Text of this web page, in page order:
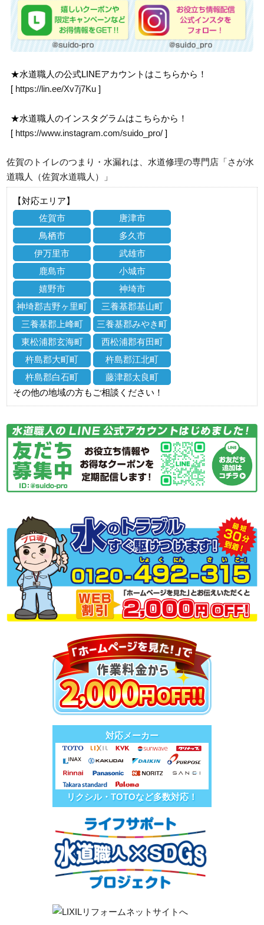
★水道職人の公式LINEアカウントはこちらから！
[ https://lin.ee/Xv7j7Ku ]
★水道職人のインスタグラムはこちらから！
[ https://www.instagram.com/suido_pro/ ]
佐賀のトイレのつまり・水漏れは、水道修理の専門店「さが水
道職人（佐賀水道職人）」
【対応エリア】
佐賀市
唐津市
鳥栖市
多久市
伊万里市
武雄市
鹿島市
小城市
嬉野市
神埼市
神埼郡吉野ヶ里町
三養基郡基山町
三養基郡上峰町
三養基郡みやき町
東松浦郡玄海町
西松浦郡有田町
杵島郡大町町
杵島郡江北町
杵島郡白石町
藤津郡太良町
その他の地域の方もご相談ください！
対応メーカー
リクシル・TOTOなど多数対応！